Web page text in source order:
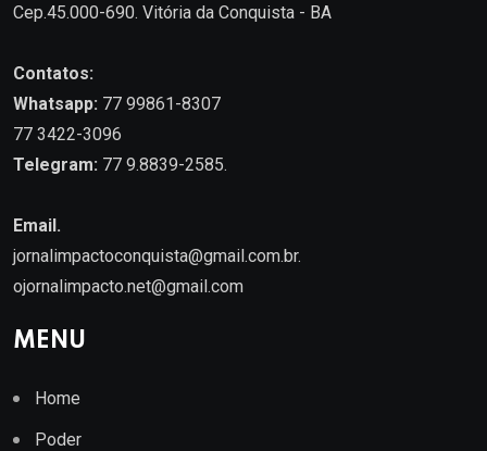
Cep.45.000-690. Vitória da Conquista - BA
Contatos:
Whatsapp: 77 99861-8307
77 3422-3096
Telegram: 77 9.8839-2585.
Email.
jornalimpactoconquista@gmail.com.br.
ojornalimpacto.net@gmail.com
MENU
Home
Poder